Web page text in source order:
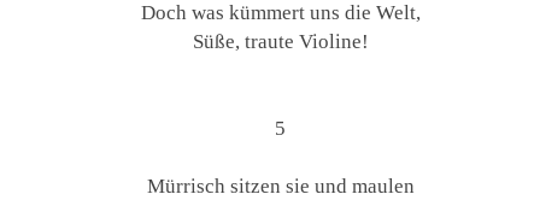
Doch was kümmert uns die Welt,
Süße, traute Violine!
5
Mürrisch sitzen sie und maulen